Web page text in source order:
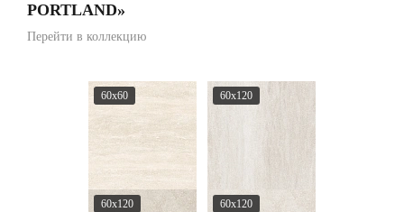
PORTLAND»
Перейти в коллекцию
60x60 60x120
60x120 60x120